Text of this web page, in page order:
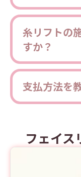
糸リフトの
すか？
支払方法を
フェイス